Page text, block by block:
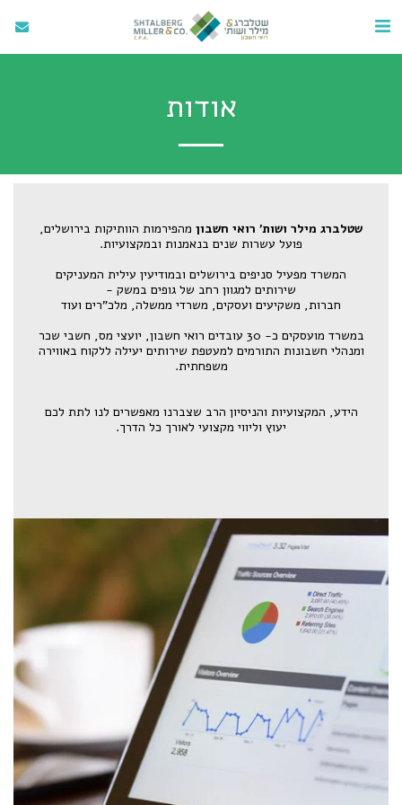
אודות
שטלברג מילר ושות’ רואי חשבון מהפירמות הוותיקות בירושלים,
פועל עשרות שנים בנאמנות ובמקצועיות.
המשרד מפעיל סניפים בירושלים ובמודיעין עילית המעניקים
שירותים למגוון רחב של גופים במשק -
חברות, משקיעים ועסקים, משרדי ממשלה, מלכ"רים ועוד
במשרד מועסקים כ- 30 עובדים רואי חשבון, יועצי מס, חשבי שכר
ומנהלי חשבונות התורמים למעטפת שירותים יעילה ללקוח באווירה
משפחתית.
הידע, המקצועיות והניסיון הרב שצברנו מאפשרים לנו לתת לכם
יעוץ וליווי מקצועי לאורך כל הדרך.